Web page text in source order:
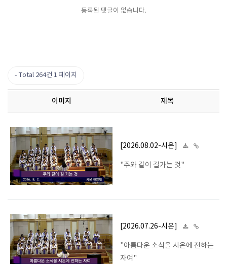
등록된 댓글이 없습니다.
Total 264건 1 페이지
이미지 제목
[2026.08.02-시온]
"주와 같이 길가는 것"
[2026.07.26-시온]
"아름다운 소식을 시온에 전하는
자여"